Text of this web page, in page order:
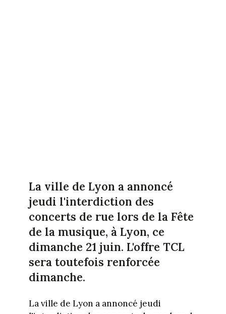
La ville de Lyon a annoncé
jeudi l'interdiction des
concerts de rue lors de la Fête
de la musique, à Lyon, ce
dimanche 21 juin. L'offre TCL
sera toutefois renforcée
dimanche.
La ville de Lyon a annoncé jeudi